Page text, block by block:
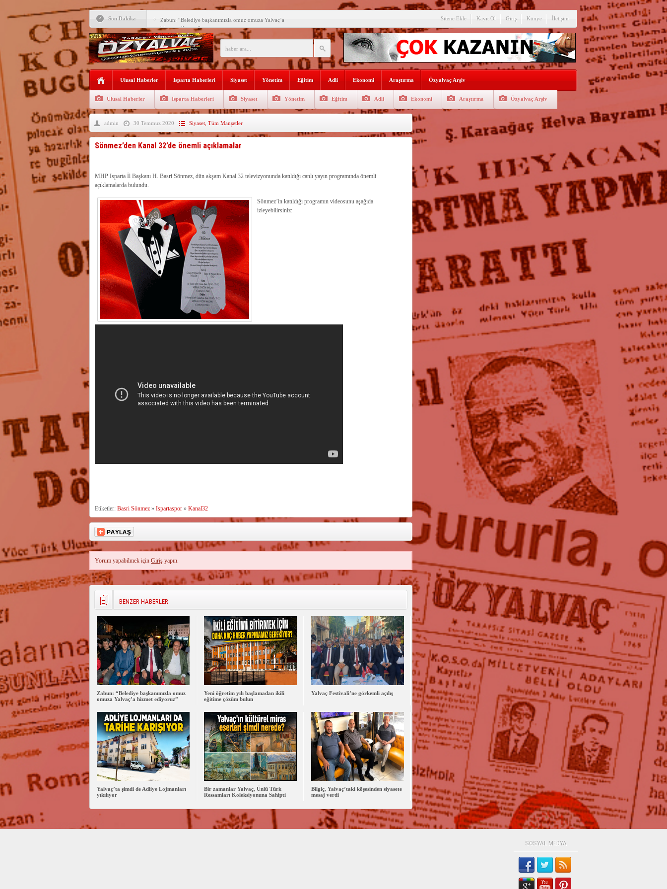
Son Dakika Zabun: “Belediye başkanımızla omuz omuza Yalvaç’a
hizmet ediyoruz”
Yeni öğretim yılı başlamadan ikili eğitime çözüm bulun
Yalvaç Festivali’ne görkemli açılış
Yalvaç’ta şimdi de Adliye Lojmanları yıkılıyor
Bir zamanlar Yalvaç, Ünlü Türk Ressamları Koleksiyonuna
Sahipti
Tunçbilek: “Ekmek Zammının Sorumlusu Fırıncı Değil,
Hükümettir”
Süreyya Sadi Bilgiç’ten Başkan Kodal’a ziyaret
Arıcılara 3 yılda 1900 kovan dağıtıldı
Sitene Ekle Kayıt Ol Giriş Künye İletişim
Ulusal Haberler Isparta Haberleri Siyaset Yönetim Eğitim Adli Ekonomi Araştırma Özyalvaç Arşiv
Ulusal Haberler Isparta Haberleri Siyaset Yönetim Eğitim Adli Ekonomi Araştırma Özyalvaç Arşiv
admin 30 Temmuz 2020 Siyaset, Tüm Manşetler
Sönmez’den Kanal 32’de önemli açıklamalar
MHP Isparta İl Başkanı H. Basri Sönmez, dün akşam Kanal 32 televizyonunda katıldığı canlı yayın programında önemli
açıklamalarda bulundu.
Sönmez’in katıldığı programın videosunu aşağıda
izleyebilirsiniz:
Etiketler: Basri Sönmez» Ispartaspor» Kanal32
Yorum yapabilmek içinGiriş yapın.
BENZER HABERLER
Zabun: “Belediye başkanımızla omuz
omuza Yalvaç’a hizmet ediyoruz”
Yeni öğretim yılı başlamadan ikili
eğitime çözüm bulun
Yalvaç Festivali’ne görkemli açılış
Yalvaç’ta şimdi de Adliye Lojmanları
yıkılıyor
Bir zamanlar Yalvaç, Ünlü Türk
Ressamları Koleksiyonuna Sahipti
Bilgiç, Yalvaç’taki köşesinden siyasete
mesaj verdi
SOSYAL MEDYA